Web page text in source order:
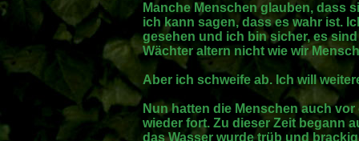
Manche Menschen glauben, dass
ich kann sagen, dass es wahr ist.
gesehen und ich bin sicher, es
Wächter altern nicht wie wir
Aber ich schweife ab. Ich will
Nun hatten die Menschen auch
wieder fort. Zu dieser Zeit begann
das Wasser wurde trüb und